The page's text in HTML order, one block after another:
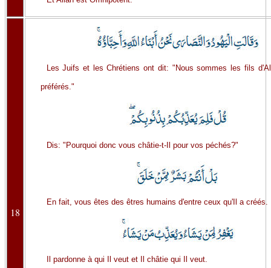
18
Les Juifs et les Chrétiens ont dit: "Nous sommes les fils
préférés."
Dis: "Pourquoi donc vous châtie-t-Il pour vos péchés?"
En fait, vous êtes des êtres humains d'entre ceux qu'Il a créés.
Il pardonne à qui Il veut et Il châtie qui Il veut.